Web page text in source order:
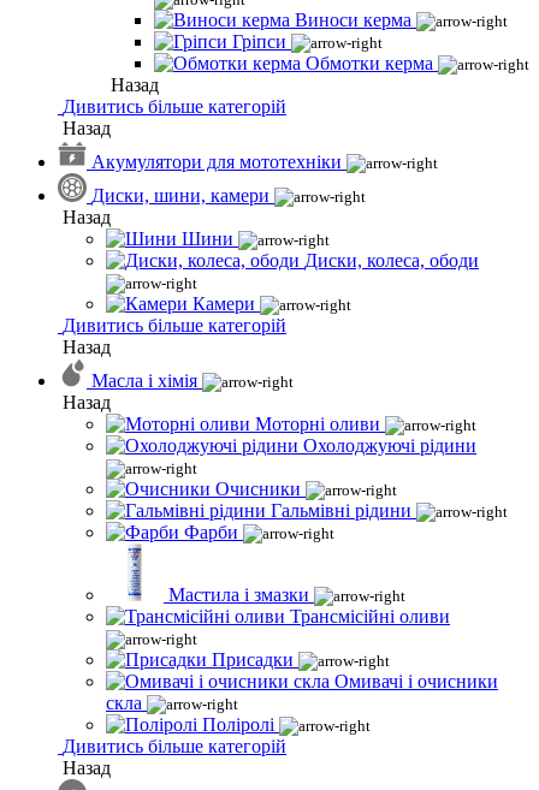
Виноси керма
Гріпси
Обмотки керма
Назад
Дивитись більше категорій
Назад
Акумулятори для мототехніки
Диски, шини, камери
Назад
Шини
Диски, колеса, ободи
Камери
Дивитись більше категорій
Назад
Масла і хімія
Назад
Моторні оливи
Охолоджуючі рідини
Очисники
Гальмівні рідини
Фарби
Мастила і змазки
Трансмісійні оливи
Присадки
Омивачі і очисники
скла
Поліролі
Дивитись більше категорій
Назад